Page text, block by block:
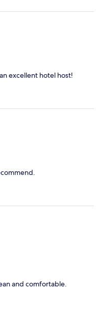
excellent hotel host!
and comfortable.